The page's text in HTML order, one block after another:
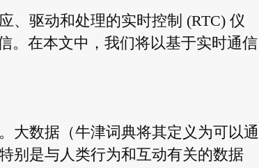
、驱动和处理的实时控制 (RTC) 仪
。在本文中，我们将以基于实时通信
大数据（牛津词典将其定义为可以通
别是与人类行为和互动有关的数据